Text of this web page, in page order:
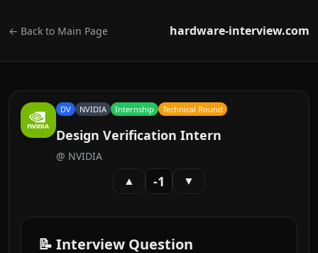
← Back to Main Page hardware-interview.com
DV NVIDIA Internship Technical Round
Design Verification Intern
@ NVIDIA
▲ -1 ▼
📝 Interview Question